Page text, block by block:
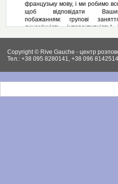
французьку мову, і ми робимо
щоб відповідати
побажанням: групові
динамічність, інтерактивність!
педагогічного процесу! І
результат – вільне володіння
працюємо на результат, а не
кількість пройдених сторінок
Крім того, Рів Гош
Copyright © Rive Gauche - центр
Тел.: +38 095 8280141, +38 096